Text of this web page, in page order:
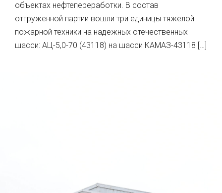
объектах нефтепереработки. В состав
отгруженной партии вошли три единицы тяжелой
пожарной техники на надежных отечественных
шасси: АЦ-5,0-70 (43118) на шасси КАМАЗ-43118 […]